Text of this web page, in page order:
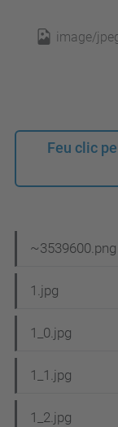
image/
Feu clic
a
v
g
a
~3539600.png
1.jpg
1_0.jpg
1_1.jpg
1_2.jpg